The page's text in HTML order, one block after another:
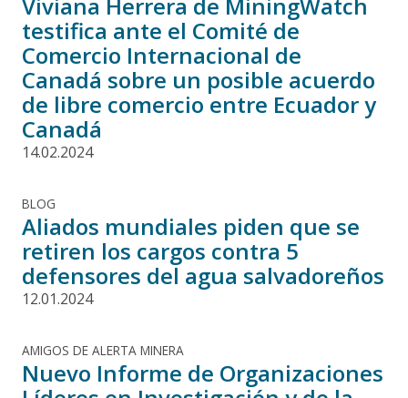
testifica ante el Comité de
Comercio Internacional de
Canadá sobre un posible acuerdo
de libre comercio entre Ecuador y
Canadá
14.02.2024
BLOG
Aliados mundiales piden que se
retiren los cargos contra 5
defensores del agua salvadoreños
12.01.2024
AMIGOS DE ALERTA MINERA
Nuevo Informe de Organizaciones